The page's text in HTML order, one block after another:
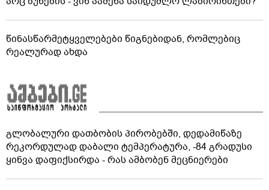
წინასწარმეტყველებები წიგნებიდან, რომლებიც
რეალურად ახდა
გლობალური დათბობის პირობებში, დედამიწაზე
რეკორდულად დაბალი ტემპერატურა, -84 გრადუსი
ყინვა დაფიქსირდა - რას ამბობენ მეცნიერები